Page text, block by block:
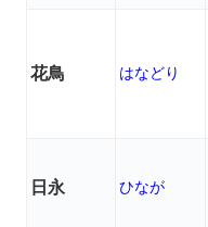
花鳥 はなどり
日永 ひなが